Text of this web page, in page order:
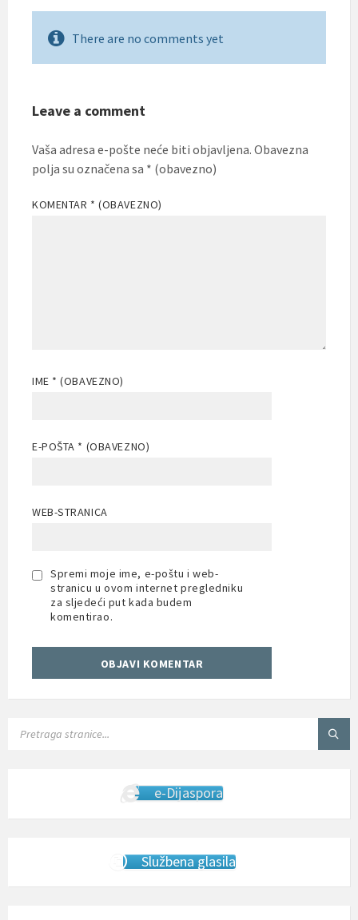
There are no comments yet
Leave a comment
Vaša adresa e-pošte neće biti objavljena. Obavezna
polja su označena sa * (obavezno)
KOMENTAR * (OBAVEZNO)
IME * (OBAVEZNO)
E-POŠTA * (OBAVEZNO)
WEB-STRANICA
Spremi moje ime, e-poštu i web-
stranicu u ovom internet pregledniku
za sljedeći put kada budem
komentirao.
e-Dijaspora
Službena glasila